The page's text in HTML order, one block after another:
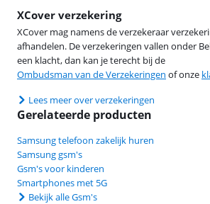
XCover verzekering
XCover mag namens de verzekeraar
afhandelen. De verzekeringen vallen onder
een klacht, dan kan je terecht bij de
Ombudsman van de Verzekeringen of onze
Lees meer over verzekeringen
Gerelateerde producten
Samsung telefoon zakelijk huren
Samsung gsm's
Gsm's voor kinderen
Smartphones met 5G
Bekijk alle Gsm's